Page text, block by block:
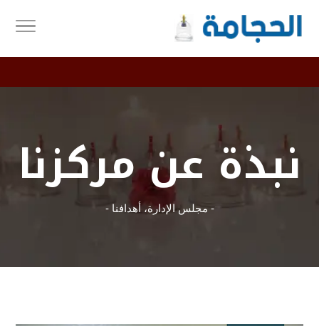
نبذة عن مركزنا
- مجلس الإدارة، أهدافنا -